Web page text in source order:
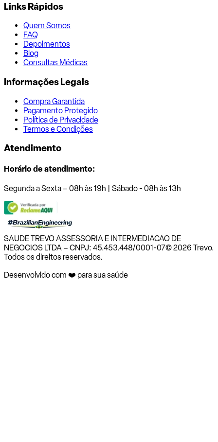
Links Rápidos
Quem Somos
FAQ
Depoimentos
Blog
Consultas Médicas
Informações Legais
Compra Garantida
Pagamento Protegido
Política de Privacidade
Termos e Condições
Atendimento
Horário de atendimento:
Segunda a Sexta – 08h às 19h | Sábado - 08h às 13h
SAUDE TREVO ASSESSORIA E INTERMEDIACAO DE
NEGOCIOS LTDA – CNPJ: 45.453.448/0001-07© 2026 Trevo.
Todos os direitos reservados.
Desenvolvido com ❤️ para sua saúde